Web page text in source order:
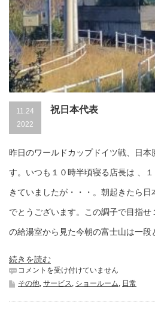
11.24
2022
祝日本代表
昨日のワールドカップドイツ戦、日本
す。いつも１０時半頃寝る店長は 、
きていましたが・・・。朝起きたら
でとうございます。この調子で目指せ
の給湯室から見た今朝の富士山は一段
続きを読む
祝
日
代
コメントを受け付けていません
その他, サービス, ショールーム, 日常